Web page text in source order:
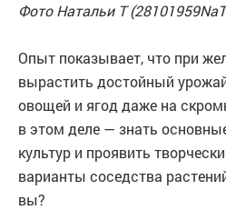
Фото Натальи Т
Опыт показывает, что при
вырастить достойный
овощей и ягод даже на
в этом деле — знать
культур и проявить
варианты соседства
вы?